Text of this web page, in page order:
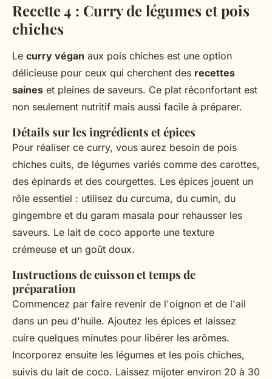
Recette 4 : Curry de légumes et pois
chiches
Le curry végan aux pois chiches est une option
délicieuse pour ceux qui cherchent des recettes
saines et pleines de saveurs. Ce plat réconfortant est
non seulement nutritif mais aussi facile à préparer.
Détails sur les ingrédients et épices
Pour réaliser ce curry, vous aurez besoin de pois
chiches cuits, de légumes variés comme des carottes,
des épinards et des courgettes. Les épices jouent un
rôle essentiel : utilisez du curcuma, du cumin, du
gingembre et du garam masala pour rehausser les
saveurs. Le lait de coco apporte une texture
crémeuse et un goût doux.
Instructions de cuisson et temps de
préparation
Commencez par faire revenir de l'oignon et de l'ail
dans un peu d'huile. Ajoutez les épices et laissez
cuire quelques minutes pour libérer les arômes.
Incorporez ensuite les légumes et les pois chiches,
suivis du lait de coco. Laissez mijoter environ 20 à 30